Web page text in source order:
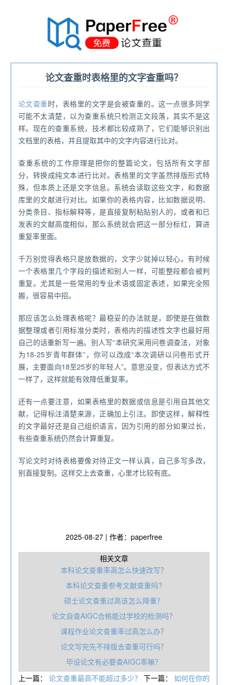
论文查重时表格里的文字查重吗？
论文查重时，表格里的文字是会被查重的。这一点很多同学
可能不太清楚，以为查重系统只检测正文段落，其实不是这
样。现在的查重系统，技术都比较成熟了，它们能够识别出
文档里的表格，并且提取其中的文字内容进行比对。
查重系统的工作原理是把你的整篇论文，包括所有文字部
分，转换成纯文本进行比对。表格里的文字虽然排版形式特
殊，但本质上还是文字信息。系统会读取这些文字，和数据
库里的文献进行对比。如果你的表格内容，比如数据说明、
分类条目、指标解释等，是直接复制粘贴别人的，或者和已
发表的文献高度相似，那么系统就会把这一部分标红，算进
重复率里面。
千万别觉得表格只是放数据的，文字少就掉以轻心。有时候
一个表格里几个字段的描述和别人一样，可能整段都会被判
重复。尤其是一些常用的专业术语或固定表述，如果完全照
搬，很容易中招。
那应该怎么处理表格呢？最稳妥的办法就是，即使是在做数
据整理或者引用标准分类时，表格内的描述性文字也最好用
自己的话重新写一遍。别人写“本研究采用问卷调查法，对象
为18-25岁青年群体”，你可以改成“本次调研以问卷形式开
展，主要面向18至25岁的年轻人”。意思没变，但表达方式不
一样了，这样就能有效降低重复率。
还有一点要注意，如果表格里的数据或信息是引用自其他文
献，记得标注清楚来源，正确加上引注。即使这样，解释性
的文字最好还是自己组织语言，因为引用的部分如果过长，
有些查重系统仍然会计算重复。
写论文时对待表格要像对待正文一样认真，自己多写多改，
别直接复制。这样交上去查重，心里才比较有底。
2025-08-27 | 作者：paperfree
相关文章
本科论文查重率高怎么快速改写？
本科论文查重参考文献查重吗?
硕士论文查重过高该怎么降重？
论文自查AIGC合格能过学校的检测吗？
课程作业论文查重率过高怎么办？
论文写完先不排版去查重可行吗？
毕设论文有必要查AIGC率嘛？
上一篇： 论文查重最高不能超过多少？ 下一篇： 如何在你的